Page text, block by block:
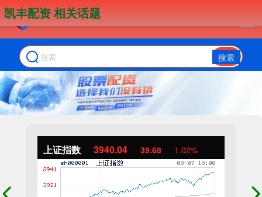
搜索
上证指数 3940.04 39.68 1.02%
凯丰配资 相关话题